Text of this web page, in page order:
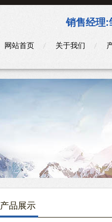
销售经理:
网站首页 关于我们
产品展示